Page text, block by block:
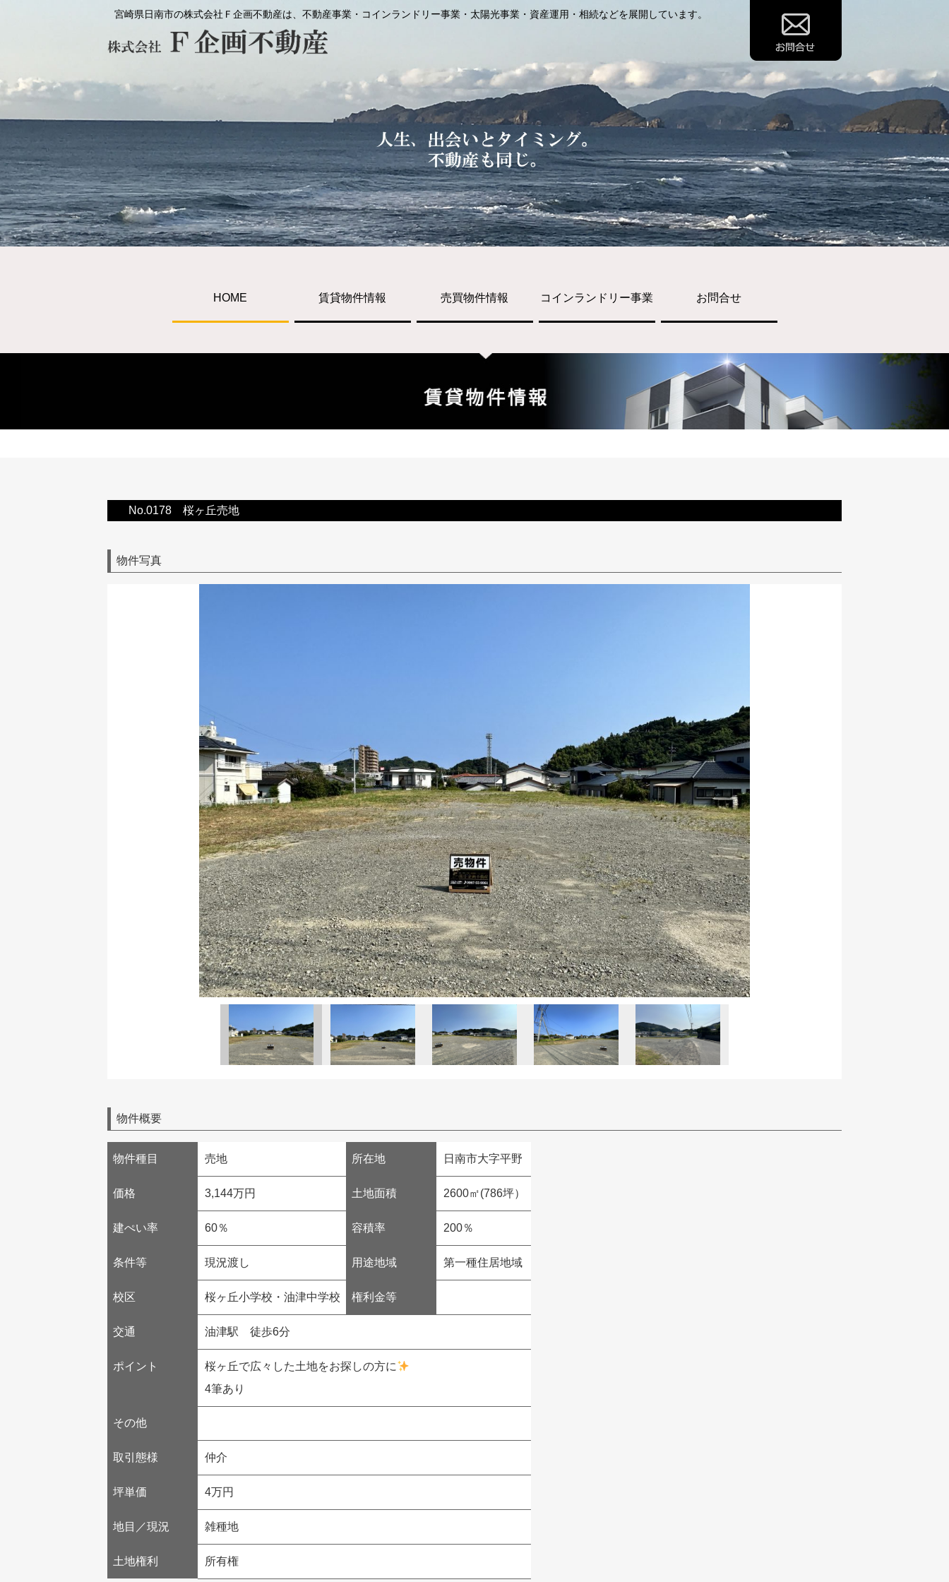
宮崎県日南市の株式会社Ｆ企画不動産は、不動産事業・コインランドリー事業・太陽光事業・資産運用・相続などを展開しています。
HOME 賃貸物件情報 売買物件情報 コインランドリー事業 お問合せ
No.0178 桜ヶ丘売地
物件写真
物件概要
物件種目 売地 所在地 日南市大字平野
価格 3,144万円 土地面積 2600㎡(786坪）
建ぺい率 60％ 容積率 200％
条件等 現況渡し 用途地域 第一種住居地域
校区 桜ヶ丘小学校・油津中学校 権利金等
交通 油津駅 徒歩6分
ポイント
桜ヶ丘で広々した土地をお探しの方に
4筆あり
その他
取引態様 仲介
坪単価 4万円
地目／現況 雑種地
土地権利 所有権